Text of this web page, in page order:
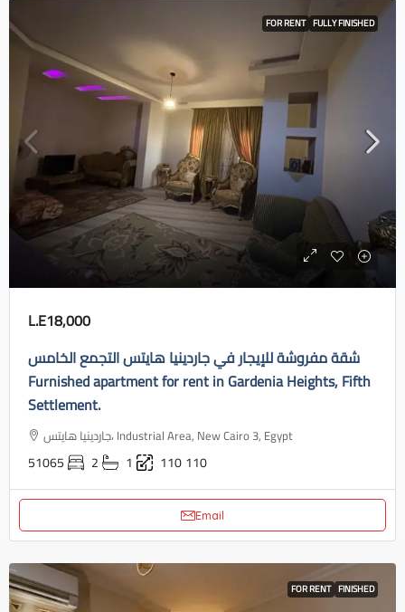
FOR RENT FULLY FINISHED
L.E18,000
شقة مفروشة للإيجار في جاردينيا هايتس التجمع الخامس
Furnished apartment for rent in Gardenia Heights, Fifth
Settlement.
جاردينيا هايتس، Industrial Area, New Cairo 3, Egypt
51065 2 1 110110
Email
FOR RENT FINISHED